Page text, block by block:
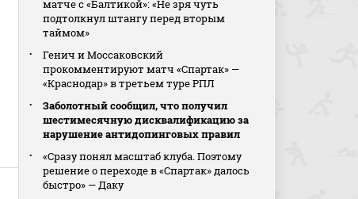
матче с «Балтикой»: «Не зря чуть
подтолкнул штангу перед вторым
таймом»
Генич и Моссаковский
прокомментируют матч «Спартак» —
«Краснодар» в третьем туре РПЛ
Заболотный сообщил, что получил
шестимесячную дисквалификацию за
нарушение антидопинговых правил
«Сразу понял масштаб клуба. Поэтому
решение о переходе в «Спартак» далось
быстро» — Даку